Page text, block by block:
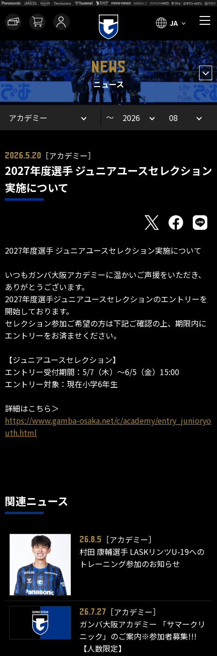
JA
NEWS
ニュース
～
2026.5.20 ［アカデミー］
2027年度選手 ジュニアユースセレクション
実施について
2027年度選手 ジュニアユースセレクション実施について
いつもガンバ大阪アカデミーに温かいご声援をいただき、
ありがとうございます。
2027年度選手ジュニアユースセレクションのエントリーを
開始しております。
セレクション参加ご希望の方は下記ご確認の上、期限内に
エントリーをお済ませください。
【ジュニアユースセレクション】
エントリー受付期間：5/7（木）～6/5（金）15:00
エントリー対象：現在小学6年生
詳細はこちら＞
https://www.gamba-osaka.net/c/academy/entry_junioryo
uth.html
関連ニュース
26.8.5
［アカデミー］
村田 康輔選手 LASKリンツU-19への
トレーニング参加のお知らせ
26.7.27
［アカデミー］
ガンバ大阪アカデミー 「サマークリ
ニック」のご案内※参加者募集!!!
【人数限定】